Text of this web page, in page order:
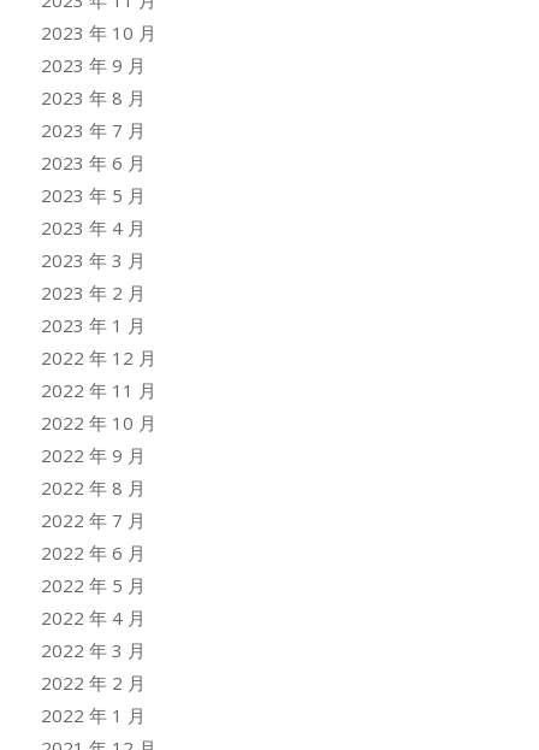
2023 年 10 月
2023 年 9 月
2023 年 8 月
2023 年 7 月
2023 年 6 月
2023 年 5 月
2023 年 4 月
2023 年 3 月
2023 年 2 月
2023 年 1 月
2022 年 12 月
2022 年 11 月
2022 年 10 月
2022 年 9 月
2022 年 8 月
2022 年 7 月
2022 年 6 月
2022 年 5 月
2022 年 4 月
2022 年 3 月
2022 年 2 月
2022 年 1 月